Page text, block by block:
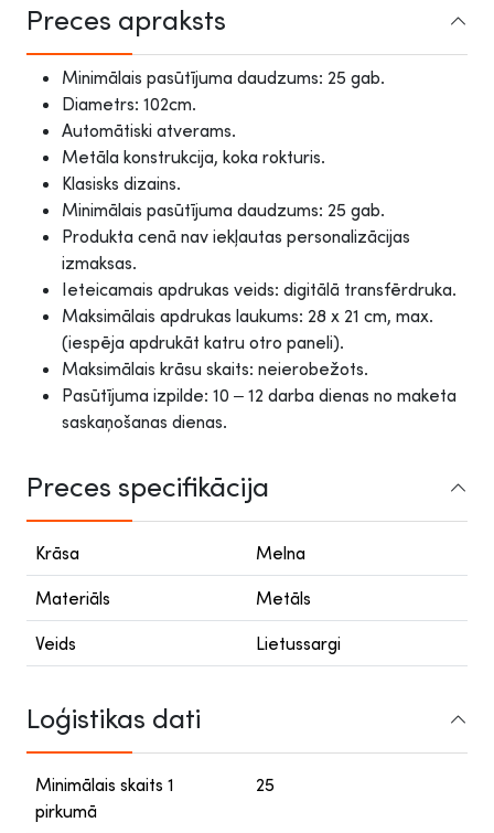
Preces apraksts
Minimālais pasūtījuma daudzums: 25 gab.
Diametrs: 102cm.
Automātiski atverams.
Metāla konstrukcija, koka rokturis.
Klasisks dizains.
Minimālais pasūtījuma daudzums: 25 gab.
Produkta cenā nav iekļautas personalizācijas
izmaksas.
Ieteicamais apdrukas veids: digitālā transfērdruka.
Maksimālais apdrukas laukums: 28 x 21 cm, max.
(iespēja apdrukāt katru otro paneli).
Maksimālais krāsu skaits: neierobežots.
Pasūtījuma izpilde: 10 – 12 darba dienas no maketa
saskaņošanas dienas.
Preces specifikācija
Krāsa Melna
Materiāls Metāls
Veids Lietussargi
Loģistikas dati
Minimālais skaits 1
pirkumā
25